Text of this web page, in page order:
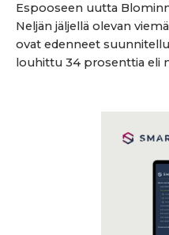
Espooseen uutta
Neljän jäljellä olevan
ovat edenneet
louhittu 34 prosenttia eli